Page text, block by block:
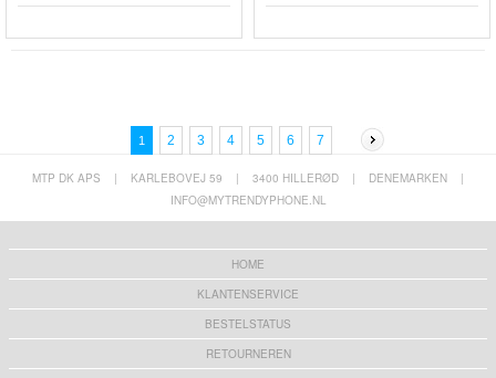
1 2 3 4 5 6 7
MTP DK APS | KARLEBOVEJ 59 | 3400 HILLERØD | DENEMARKEN
|
INFO@MYTRENDYPHONE.NL
HOME
KLANTENSERVICE
BESTELSTATUS
RETOURNEREN